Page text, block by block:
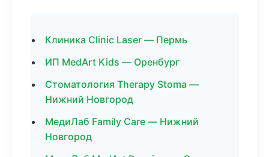
Клиника Clinic Laser — Пермь
ИП MedArt Kids — Оренбург
Стоматология Therapy Stoma —
Нижний Новгород
МедиЛаб Family Care — Нижний
Новгород